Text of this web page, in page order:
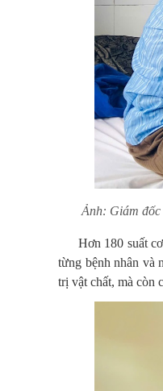
Ảnh: Giám
Hơn 180 suất
từng bệnh nhân và
trị vật chất, mà còn